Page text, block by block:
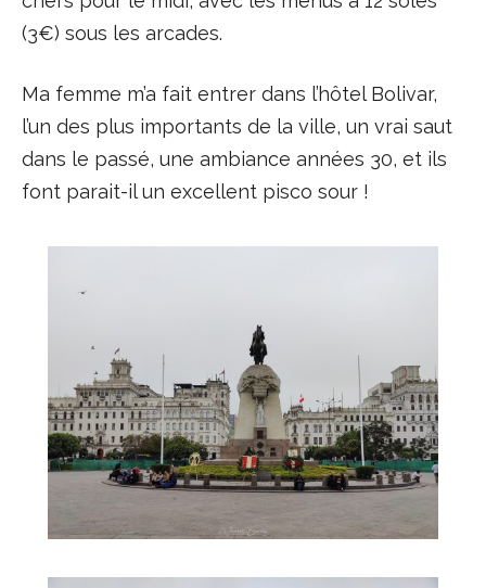
(3€) sous les arcades.
Ma femme m’a fait entrer dans l’hôtel Bolivar,
l’un des plus importants de la ville, un vrai saut
dans le passé, une ambiance années 30, et ils
font parait-il un excellent pisco sour !